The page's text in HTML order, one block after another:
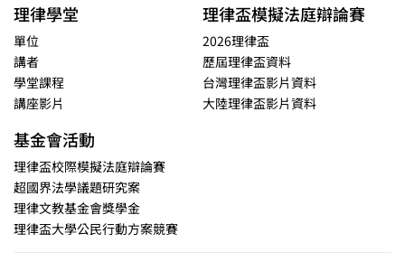
理律學堂
單位
講者
學堂課程
講座影片
理律盃模擬法庭辯論賽
2026理律盃
歷屆理律盃資料
台灣理律盃影片資料
大陸理律盃影片資料
基金會活動
理律盃校際模擬法庭辯論賽
超國界法學議題研究案
理律文教基金會獎學金
理律盃大學公民行動方案競賽